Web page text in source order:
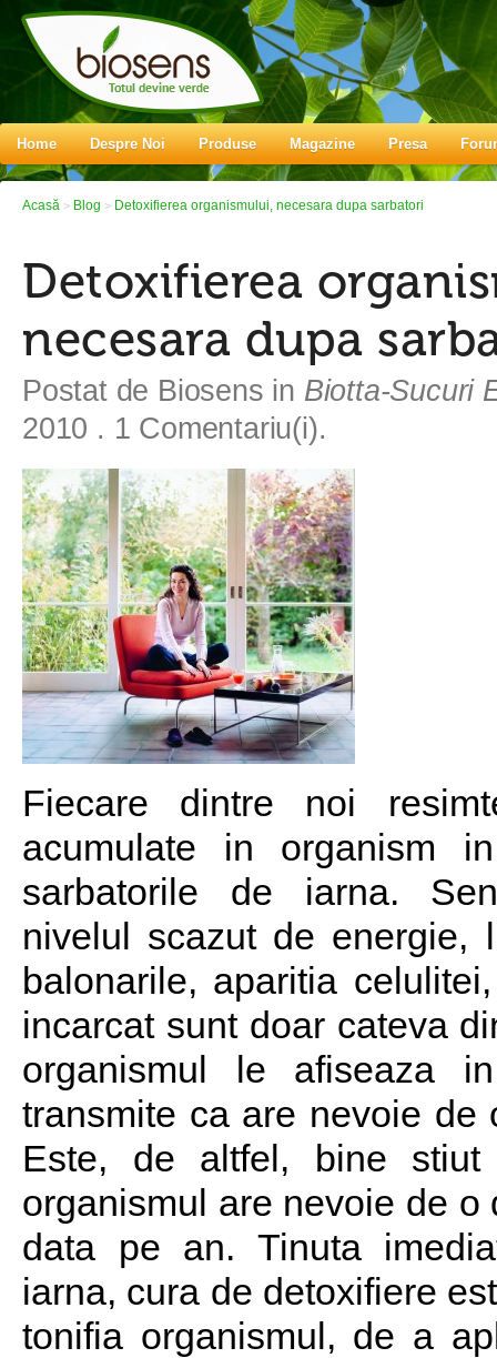
Home Despre Noi Produse Magazine Presa
Acasă > Blog > Detoxifierea organismului, necesara dupa sarbatori
Detoxifierea
necesara dupa
Postat de Biosens in Biotta-Sucuri
2010 . 1 Comentariu(i).
Fiecare dintre noi
acumulate in organism
sarbatorile de iarna.
nivelul scazut de energie,
balonarile, aparitia
incarcat sunt doar cateva
organismul le afiseaza
transmite ca are nevoie de
Este, de altfel, bine
organismul are nevoie de o
data pe an. Tinuta
iarna, cura de detoxifiere
tonifia organismul, de a